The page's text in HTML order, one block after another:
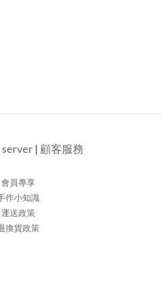
| 顧客服務
會員專享
作小知識
運送政策
換貨政策